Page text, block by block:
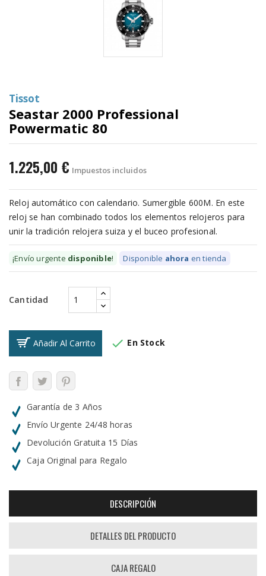
Tissot
Seastar 2000 Professional
Powermatic 80
1.225,00 € Impuestos incluidos
Reloj automático con calendario. Sumergible 600M. En este
reloj se han combinado todos los elementos relojeros para
unir la tradición relojera suiza y el buceo profesional.
¡Envío urgente disponible! Disponible ahora en tienda
Cantidad
Añadir Al Carrito  En Stock
Garantía de 3 Años
Envío Urgente 24/48 horas
Devolución Gratuita 15 Días
Caja Original para Regalo
DESCRIPCIÓN
DETALLES DEL PRODUCTO
CAJA REGALO